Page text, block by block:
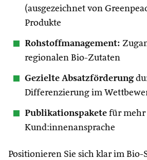
(ausgezeichnet von
Produkte
Rohstoffmanagement:
regionalen Bio-Zutaten
Gezielte Absatzförderung
Differenzierung im
Publikationspakete für mehr
Kund:innenansprache
Positionieren Sie sich klar im Bio-